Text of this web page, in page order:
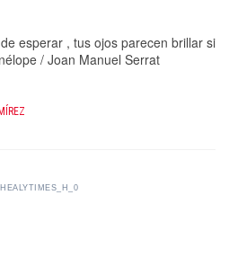
esperar , tus ojos parecen brillar si
/ Joan Manuel Serrat